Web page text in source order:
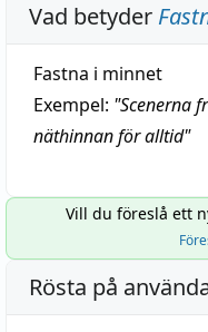
Vad betyder
Fastna i minnet
Exempel: "Scenerna
näthinnan för alltid"
Vill du föreslå ett
Rösta på